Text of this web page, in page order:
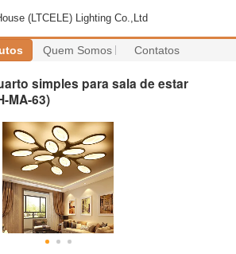
(LTCELE) Lighting Co.,Ltd
Quem Somos Contatos
simples para sala de estar
MA-63)